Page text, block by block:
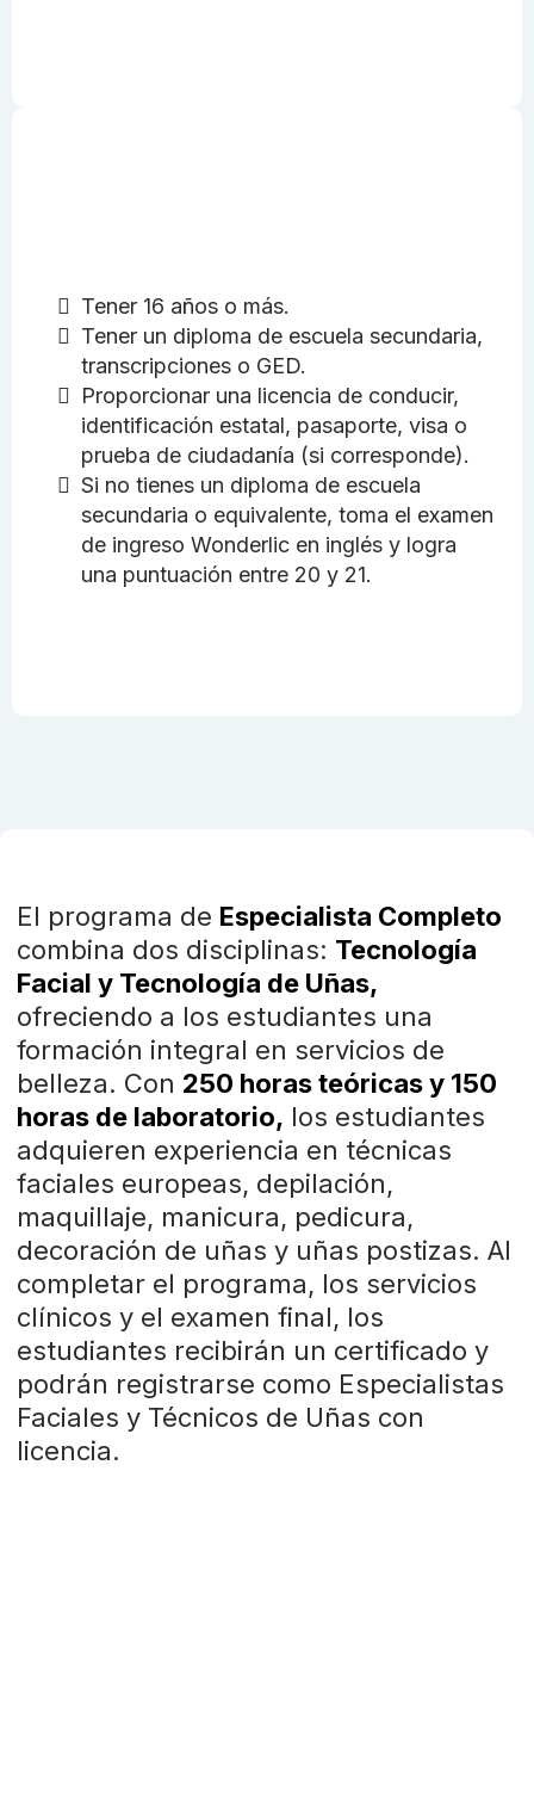
Tener 16 años o más.
Tener un diploma de escuela secundaria,
transcripciones o GED.
Proporcionar una licencia de conducir,
identificación estatal, pasaporte, visa o
prueba de ciudadanía (si corresponde).
Si no tienes un diploma de escuela
secundaria o equivalente, toma el examen
de ingreso Wonderlic en inglés y logra
una puntuación entre 20 y 21.
El programa de Especialista Completo
combina dos disciplinas: Tecnología
Facial y Tecnología de Uñas,
ofreciendo a los estudiantes una
formación integral en servicios de
belleza. Con 250 horas teóricas y 150
horas de laboratorio, los estudiantes
adquieren experiencia en técnicas
faciales europeas, depilación,
maquillaje, manicura, pedicura,
decoración de uñas y uñas postizas. Al
completar el programa, los servicios
clínicos y el examen final, los
estudiantes recibirán un certificado y
podrán registrarse como Especialistas
Faciales y Técnicos de Uñas con
licencia.